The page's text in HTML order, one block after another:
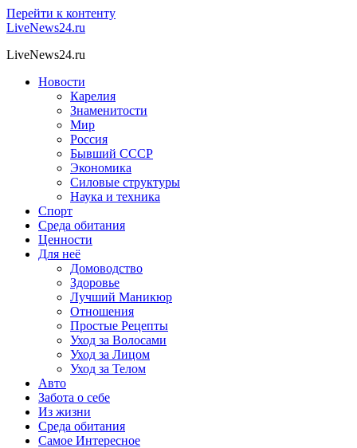
Перейти к контенту
LiveNews24.ru
LiveNews24.ru
Новости
Карелия
Знаменитости
Мир
Россия
Бывший СССР
Экономика
Силовые структуры
Наука и техника
Спорт
Среда обитания
Ценности
Для неё
Домоводство
Здоровье
Лучший Маникюр
Отношения
Простые Рецепты
Уход за Волосами
Уход за Лицом
Уход за Телом
Авто
Забота о себе
Из жизни
Среда обитания
Самое Интересное